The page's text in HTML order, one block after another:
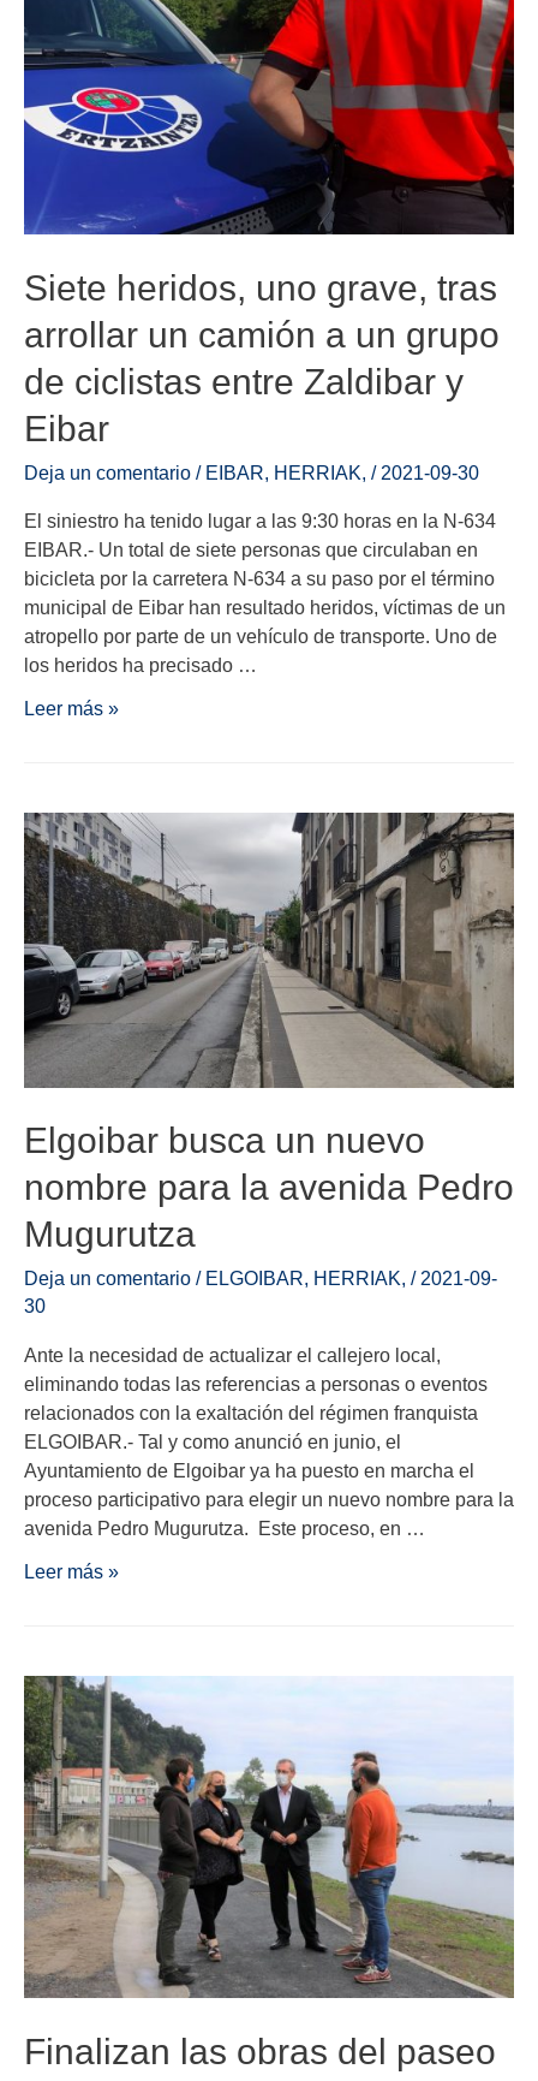
Siete heridos, uno grave, tras
arrollar un camión a un grupo
de ciclistas entre Zaldibar y
Eibar
Deja un comentario / EIBAR, HERRIAK, / 2021-09-30
El siniestro ha tenido lugar a las 9:30 horas en la N-634
EIBAR.- Un total de siete personas que circulaban en
bicicleta por la carretera N-634 a su paso por el término
municipal de Eibar han resultado heridos, víctimas de un
atropello por parte de un vehículo de transporte. Uno de
los heridos ha precisado …
Leer más »
Elgoibar busca un nuevo
nombre para la avenida Pedro
Mugurutza
Deja un comentario / ELGOIBAR, HERRIAK, / 2021-09-
30
Ante la necesidad de actualizar el callejero local,
eliminando todas las referencias a personas o eventos
relacionados con la exaltación del régimen franquista
ELGOIBAR.- Tal y como anunció en junio, el
Ayuntamiento de Elgoibar ya ha puesto en marcha el
proceso participativo para elegir un nuevo nombre para la
avenida Pedro Mugurutza. Este proceso, en …
Leer más »
Finalizan las obras del paseo